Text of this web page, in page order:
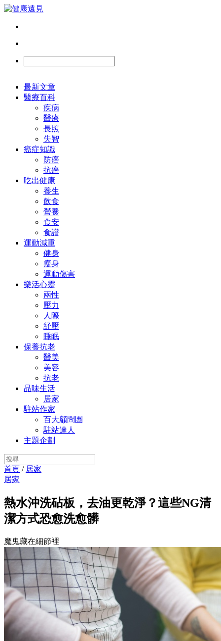
最新文章
醫療百科
疾病
醫療
長照
失智
癌症知識
防癌
抗癌
吃出健康
養生
飲食
營養
食安
食譜
運動減重
健身
瘦身
運動傷害
樂活心靈
兩性
壓力
人際
紓壓
睡眠
保養抗老
醫美
美容
抗老
品味生活
居家
駐站作家
百大顧問團
駐站達人
主題企劃
首頁 / 居家
居家
熱水沖洗砧板，去油更乾淨？這些NG清
潔方式恐愈洗愈髒
魔鬼藏在細節裡